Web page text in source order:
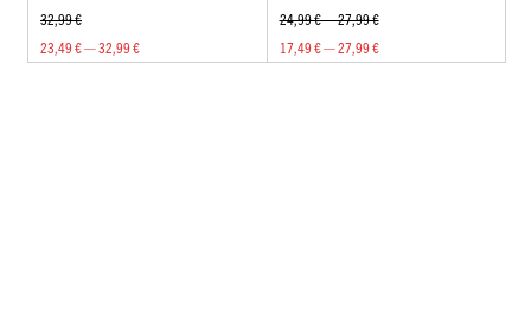
32,99 €
23,49 € — 32,99 €
24,99 € — 27,99 €
17,49 € — 27,99 €